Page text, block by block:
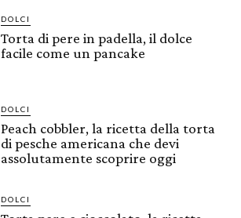
DOLCI
Torta di pere in padella, il dolce
facile come un pancake
DOLCI
Peach cobbler, la ricetta della torta
di pesche americana che devi
assolutamente scoprire oggi
DOLCI